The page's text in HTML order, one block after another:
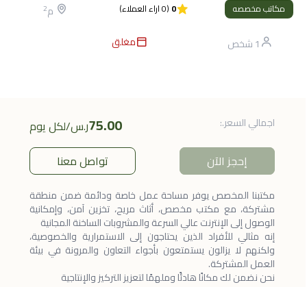
مكاتب مخصصه 0
(
0اراء العملاء) م2
1شخص مغلق
اجمالي السعر.:
75.00ر.س/لكل يوم
تواصل معنا
إحجز الآن
مكتبنا المخصص يوفر مساحة عمل خاصة ودائمة ضمن منطقة
مشتركة، مع مكتب مخصص، أثاث مريح، تخزين آمن، وإمكانية
الوصول إلى الإنترنت عالي السرعة والمشروبات الساخنة المجانية
إنه مثالي للأفراد الذين يحتاجون إلى الاستمرارية والخصوصية،
ولكنهم لا يزالون يستمتعون بأجواء التعاون والمرونة في بيئة
العمل المشتركة.
نحن نضمن لك مكانًا هادئًا وملهمًا لتعزيز التركيز والإنتاجية